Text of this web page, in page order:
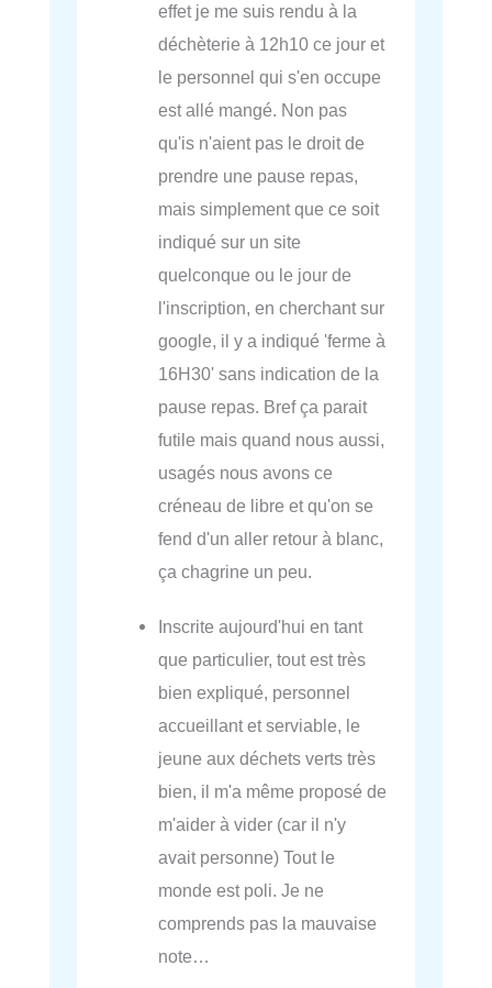
effet je me suis rendu à la
déchèterie à 12h10 ce jour et
le personnel qui s'en occupe
est allé mangé. Non pas
qu'is n'aient pas le droit de
prendre une pause repas,
mais simplement que ce soit
indiqué sur un site
quelconque ou le jour de
l'inscription, en cherchant sur
google, il y a indiqué 'ferme à
16H30' sans indication de la
pause repas. Bref ça parait
futile mais quand nous aussi,
usagés nous avons ce
créneau de libre et qu'on se
fend d'un aller retour à blanc,
ça chagrine un peu.
Inscrite aujourd'hui en tant
que particulier, tout est très
bien expliqué, personnel
accueillant et serviable, le
jeune aux déchets verts très
bien, il m'a même proposé de
m'aider à vider (car il n'y
avait personne) Tout le
monde est poli. Je ne
comprends pas la mauvaise
note…